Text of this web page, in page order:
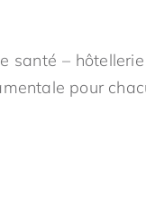
–
pour